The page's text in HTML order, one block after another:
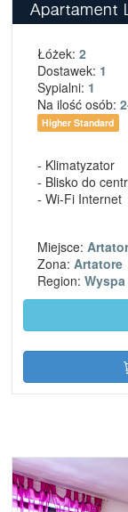
Apartament
Łóżek: 2
Dostawek: 1
Sypialni: 1
Na ilość osób:
Higher Standard
- Klimatyzator
- Blisko do
- Wi-Fi Internet
Miejsce:
Zona: Artatore
Region: